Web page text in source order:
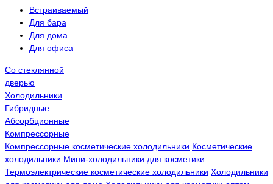
Встраиваемый
Для бара
Для дома
Для офиса
Со стеклянной
дверью
Холодильники
Гибридные
Абсорбционные
Компрессорные
Компрессорные косметические холодильники Косметические
холодильники Мини-холодильники для косметики
Термоэлектрические косметические холодильники Холодильники